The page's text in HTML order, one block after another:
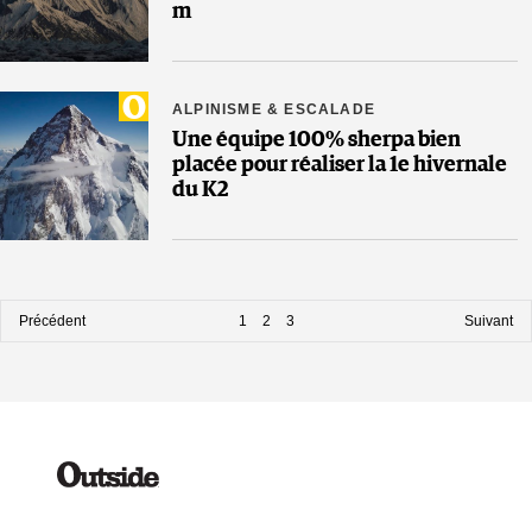
m
ALPINISME & ESCALADE
Une équipe 100% sherpa bien
placée pour réaliser la 1e hivernale
du K2
Précédent 1 2 3 Suivant